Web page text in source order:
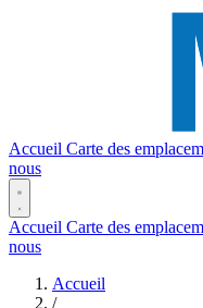
Accueil Carte des
nous
Accueil Carte des
nous
Accueil
/